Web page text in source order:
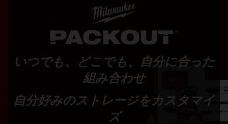
いつでも、どこでも、自分に合った
組み合わせ
自分好みのストレージをカスタマイ
ズ